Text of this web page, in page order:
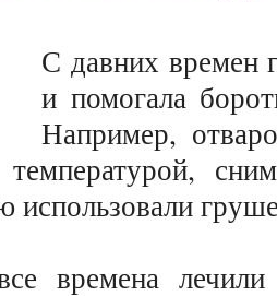
С давних времен
и помогала
Например,
использовали
времена лечили